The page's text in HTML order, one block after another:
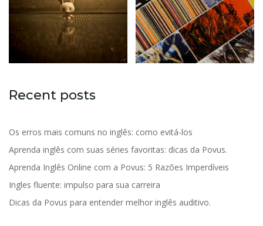
Recent posts
Os erros mais comuns no inglês: como evitá-los
Aprenda inglês com suas séries favoritas: dicas da Povus.
Aprenda Inglês Online com a Povus: 5 Razões Imperdíveis
Ingles fluente: impulso para sua carreira
Dicas da Povus para entender melhor inglês auditivo.